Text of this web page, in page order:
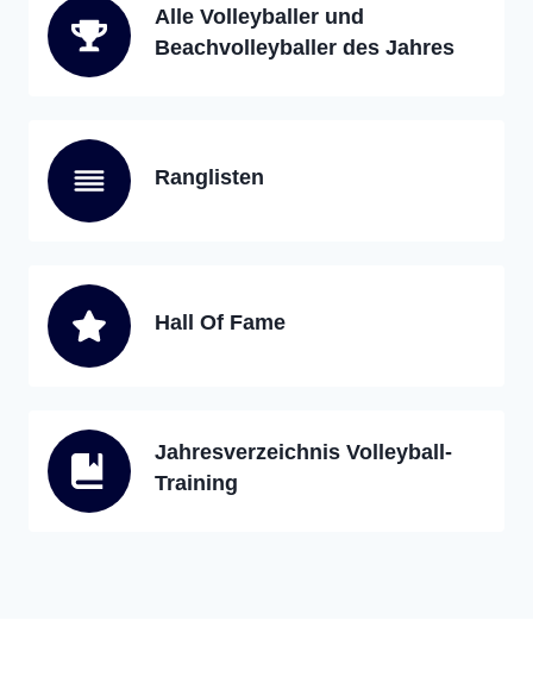
Alle Volleyballer und
Beachvolleyballer des Jahres
Ranglisten
Hall Of Fame
Jahresverzeichnis Volleyball-
Training